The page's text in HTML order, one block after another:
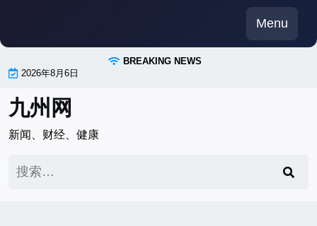
content
Menu
BREAKING NEWS
2026年8月6日
九州网
新闻、财经、健康
索：